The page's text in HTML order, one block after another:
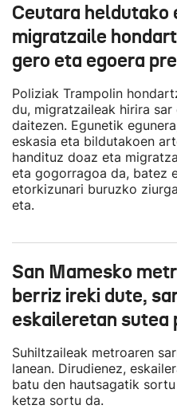
Ceutara heldutako
migratzaile
gero eta egoera
Poliziak Trampolin
du, migratzaileak hirira sar
daitezen. Egunetik
eskasia eta bildutakoen
handituz doaz eta
eta gogorragoa da, batez
etorkizunari buruzko
eta.
San Mamesko
berriz ireki dute,
eskaileretan sutea
Suhiltzaileak metroaren
lanean. Dirudienez,
batu den hautsagatik
ketza sortu da.